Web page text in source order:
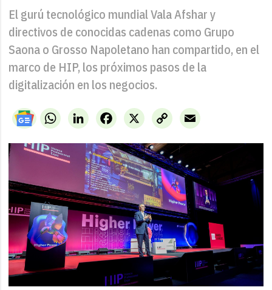
El gurú tecnológico mundial Vala Afshar y
directivos de conocidas cadenas como Grupo
Saona o Grosso Napoletano han compartido, en el
marco de HIP, los próximos pasos de la
digitalización en los negocios.
WhatsAppLinkedIn X
Facebook
Copy
Link
Email